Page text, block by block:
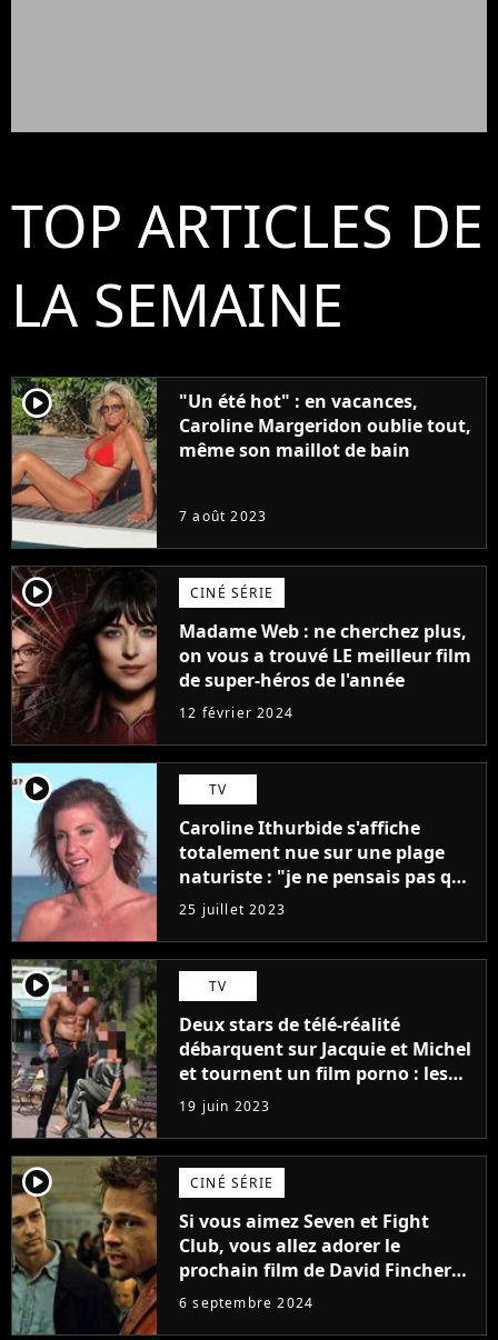
TOP ARTICLES DE
LA SEMAINE
player2
"Un été hot" : en vacances,
Caroline Margeridon oublie tout,
même son maillot de bain
7 août 2023
player2 CINÉ SÉRIE
Madame Web : ne cherchez plus,
on vous a trouvé LE meilleur film
de super-héros de l'année
12 février 2024
player2 TV
Caroline Ithurbide s'affiche
totalement nue sur une plage
naturiste : "je ne pensais pas que
j'arriverais à le faire..."
25 juillet 2023
player2 TV
Deux stars de télé-réalité
débarquent sur Jacquie et Michel
et tournent un film porno : les
premières images du tournage
(exclu)
19 juin 2023
player2 CINÉ SÉRIE
Si vous aimez Seven et Fight
Club, vous allez adorer le
prochain film de David Fincher
avec lequel il se réinvente
complètement
6 septembre 2024